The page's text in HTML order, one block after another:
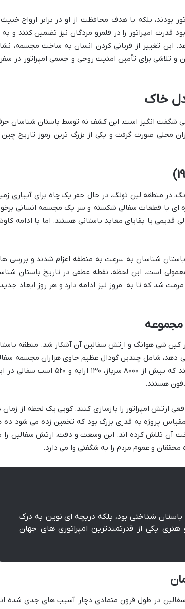
بودند، بلکه با هدف محافظت از او در برابر ارواح
قدرت امپراتور را در قلمرو مردگان نیز تضمین کنند و به
این تغییر از قربانی کردن انسان به ساخت مجسمه،
و تلاشی برای تأمین امنیت روحی و جسمی امپراتور در
شگفت انگیز است. این کشف نه توسط باستان شناسان
محلی صورت گرفت و یکی از بزرگ ترین رموز تاریخ چین
یانگ، در منطقه لین تونگ، در حال حفر یک چاه برای آبیاری
ای با قطعات سفالی شکسته و سر یک مجسمه انسانی
قدیمی یا بقایای معابد باستانی هستند. اما با ادامه
شناسان به سرعت به منطقه اعزام شدند و بررسی
است. این لحظه، نقطه عطفی در تاریخ باستان
شد که تا به امروز نیز ادامه دارد و هر روز ابعاد
کین شی هوانگ و ارتش سفالین آن آشکار شد. منطقه
مربع را پوشش می دهد، شامل چندین گودال عظیم حاوی هزاران مجسمه
سرباز، اسب و ارابه است. باستان شناسان تخمین می زنند که بیش از ۸۰۰۰ سرباز، ۱۳۰ ارابه و ۵۲۰ اسب
هستند.
ارتش امپراتور را بازسازی کنند. گویی یک لحظه از زمان
پروژه به قدری بزرگ بود که تخمین زده می شود ده
آن تلاش کرده اند. این وسعت و دقت، ارتش سفالین را
و عموم مردم را به شگفتی وا می دارد.
شناختی بود، بلکه دریچه ای نوین به درک
یکی از قدرتمندترین امپراتوری های جهان
در طول قرون متمادی دچار آسیب های جدی شده